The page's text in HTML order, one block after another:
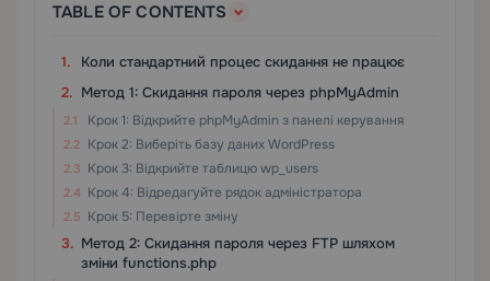
TABLE OF CONTENTS
Коли стандартний процес скидання не працює
Метод 1: Скидання пароля через phpMyAdmin
Крок 1: Відкрийте phpMyAdmin з панелі керування
Крок 2: Виберіть базу даних WordPress
Крок 3: Відкрийте таблицю wp_users
Крок 4: Відредагуйте рядок адміністратора
Крок 5: Перевірте зміну
Метод 2: Скидання пароля через FTP шляхом
зміни functions.php